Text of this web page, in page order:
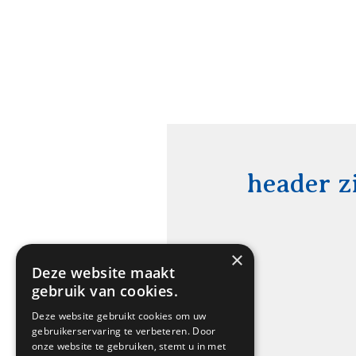
header
×
Deze website maakt
gebruik van cookies.
Deze website gebruikt cookies om uw
gebruikerservaring te verbeteren. Door
onze website te gebruiken, stemt u in met